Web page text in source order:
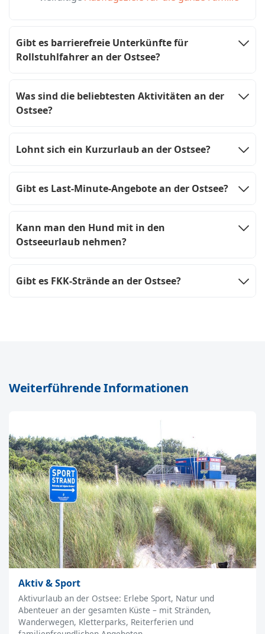
Gibt es barrierefreie Unterkünfte für
Rollstuhlfahrer an der Ostsee?
Was sind die beliebtesten Aktivitäten an der
Ostsee?
Lohnt sich ein Kurzurlaub an der Ostsee?
Gibt es Last-Minute-Angebote an der Ostsee?
Kann man den Hund mit in den
Ostseeurlaub nehmen?
Gibt es FKK-Strände an der Ostsee?
Weiterführende Informationen
Aktiv & Sport
Aktivurlaub an der Ostsee: Erlebe Sport, Natur und
Abenteuer an der gesamten Küste – mit Stränden,
Wanderwegen, Kletterparks, Reiterferien und